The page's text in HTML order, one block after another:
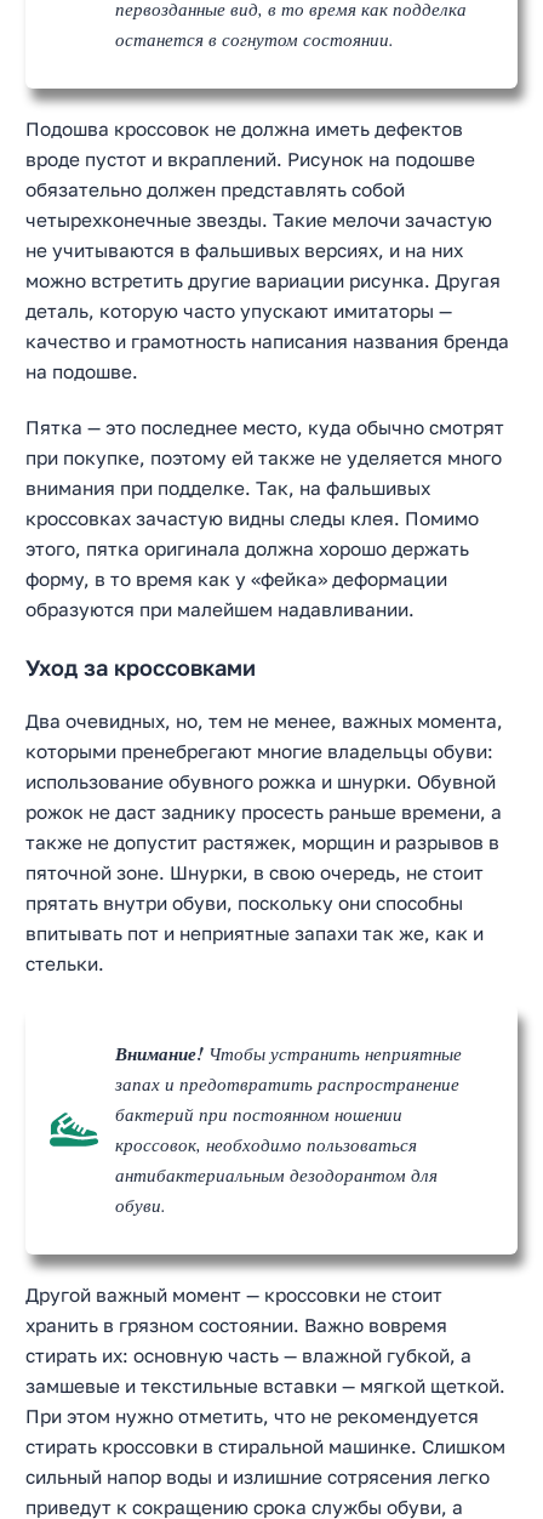
первозданные вид, в то время как подделка
останется в согнутом состоянии.
Подошва кроссовок не должна иметь дефектов
вроде пустот и вкраплений. Рисунок на подошве
обязательно должен представлять собой
четырехконечные звезды. Такие мелочи зачастую
не учитываются в фальшивых версиях, и на них
можно встретить другие вариации рисунка. Другая
деталь, которую часто упускают имитаторы —
качество и грамотность написания названия бренда
на подошве.
Пятка — это последнее место, куда обычно смотрят
при покупке, поэтому ей также не уделяется много
внимания при подделке. Так, на фальшивых
кроссовках зачастую видны следы клея. Помимо
этого, пятка оригинала должна хорошо держать
форму, в то время как у «фейка» деформации
образуются при малейшем надавливании.
Уход за кроссовками
Два очевидных, но, тем не менее, важных момента,
которыми пренебрегают многие владельцы обуви:
использование обувного рожка и шнурки. Обувной
рожок не даст заднику просесть раньше времени, а
также не допустит растяжек, морщин и разрывов в
пяточной зоне. Шнурки, в свою очередь, не стоит
прятать внутри обуви, поскольку они способны
впитывать пот и неприятные запахи так же, как и
стельки.
Внимание! Чтобы устранить неприятные
запах и предотвратить распространение
бактерий при постоянном ношении
кроссовок, необходимо пользоваться
антибактериальным дезодорантом для
обуви.
Другой важный момент — кроссовки не стоит
хранить в грязном состоянии. Важно вовремя
стирать их: основную часть — влажной губкой, а
замшевые и текстильные вставки — мягкой щеткой.
При этом нужно отметить, что не рекомендуется
стирать кроссовки в стиральной машинке. Слишком
сильный напор воды и излишние сотрясения легко
приведут к сокращению срока службы обуви, а
Найти: